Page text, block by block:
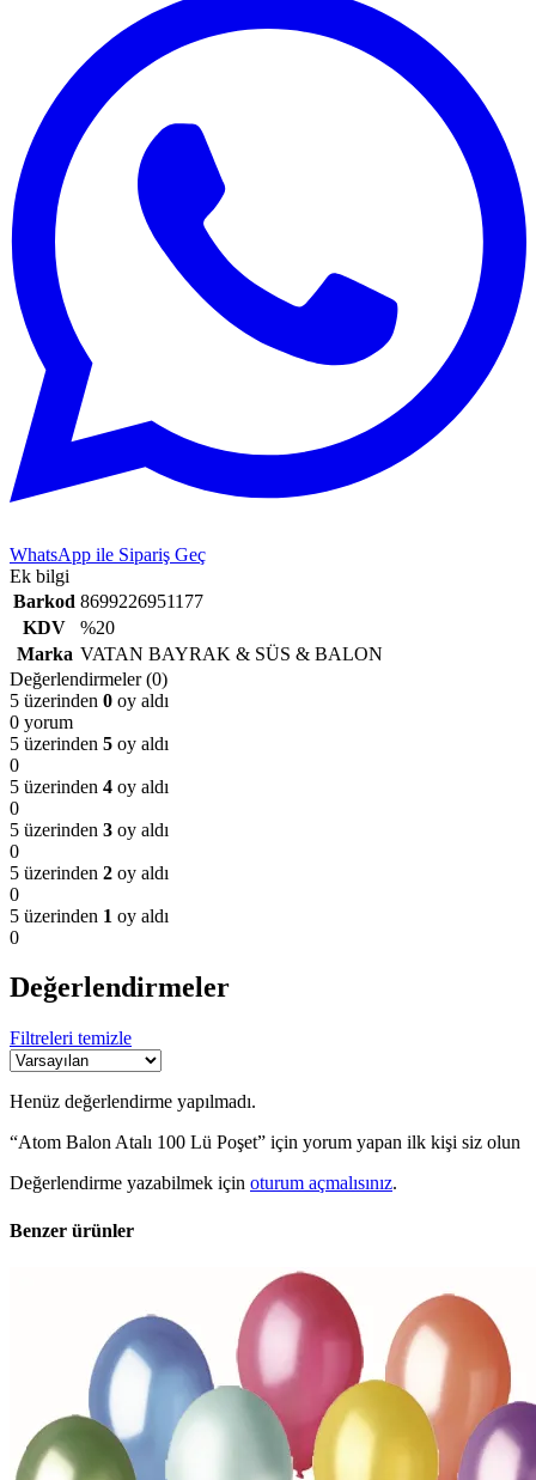
WhatsApp ile Sipariş Geç
Ek bilgi
Barkod 8699226951177
KDV
%20
Marka VATAN BAYRAK & SÜS & BALON
Değerlendirmeler (0)
5 üzerinden 0 oy aldı
0 yorum
5 üzerinden 5 oy aldı
0
5 üzerinden 4 oy aldı
0
5 üzerinden 3 oy aldı
0
5 üzerinden 2 oy aldı
0
5 üzerinden 1 oy aldı
0
Değerlendirmeler
Filtreleri temizle
Henüz değerlendirme yapılmadı.
“Atom Balon Atalı 100 Lü Poşet” için yorum yapan ilk kişi siz olun
Değerlendirme yazabilmek için oturum açmalısınız.
Benzer ürünler